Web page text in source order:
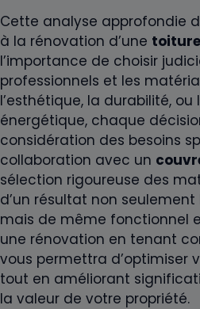
Cette analyse approfondie
à la rénovation d’une toiture
l’importance de choisir
professionnels et les
l’esthétique, la durabilité, ou
énergétique, chaque
considération des besoins
collaboration avec un
sélection rigoureuse des
d’un résultat non
mais de même fonctionnel
une rénovation en tenant
vous permettra d’optimiser
tout en améliorant
la valeur de votre propriété.